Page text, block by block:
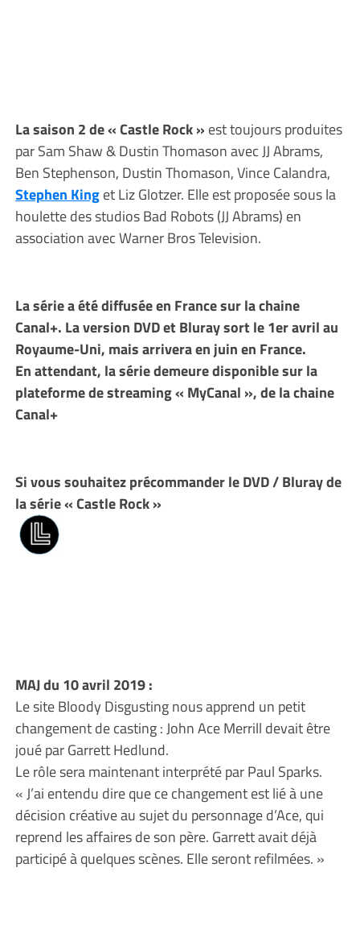
La saison 2 de « Castle Rock » est toujours produites
par Sam Shaw & Dustin Thomason avec JJ Abrams,
Ben Stephenson, Dustin Thomason, Vince Calandra,
Stephen Kinget Liz Glotzer. Elle est proposée sous la
houlette des studios Bad Robots (JJ Abrams) en
association avec Warner Bros Television.
La série a été diffusée en France sur la chaine
Canal+. La version DVD et Bluray sort le 1er avril au
Royaume-Uni, mais arrivera en juin en France.
En attendant, la série demeure disponible sur la
plateforme de streaming « MyCanal », de la chaine
Canal+
Si vous souhaitez précommander le DVD / Bluray de
la série « Castle Rock »
MAJ du 10 avril 2019 :
Le site Bloody Disgusting nous apprend un petit
changement de casting : John Ace Merrill devait être
joué par Garrett Hedlund.
Le rôle sera maintenant interprété par Paul Sparks.
« J’ai entendu dire que ce changement est lié à une
décision créative au sujet du personnage d’Ace, qui
reprend les affaires de son père. Garrett avait déjà
participé à quelques scènes. Elle seront refilmées. »